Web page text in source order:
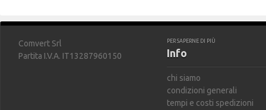
Comvert Srl
Partita I.V.A. IT13287960150
PER SAPERNE DI PIÙ
Info
chi siamo
condizioni generali
tempi e costi spedizioni